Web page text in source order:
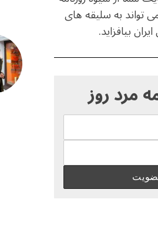
تواند به سلیقه های
بیافزاید.
مرد روز